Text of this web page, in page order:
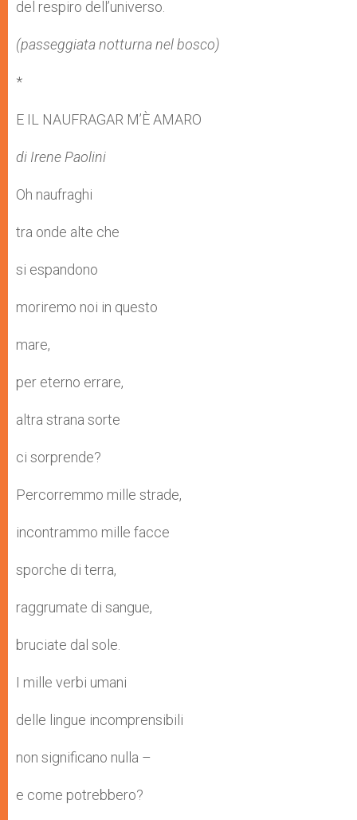
del respiro dell’universo.
(passeggiata notturna nel bosco)
*
E IL NAUFRAGAR M’È AMARO
di Irene Paolini
Oh naufraghi
tra onde alte che
si espandono
moriremo noi in questo
mare,
per eterno errare,
altra strana sorte
ci sorprende?
Percorremmo mille strade,
incontrammo mille facce
sporche di terra,
raggrumate di sangue,
bruciate dal sole.
I mille verbi umani
delle lingue incomprensibili
non significano nulla –
e come potrebbero?